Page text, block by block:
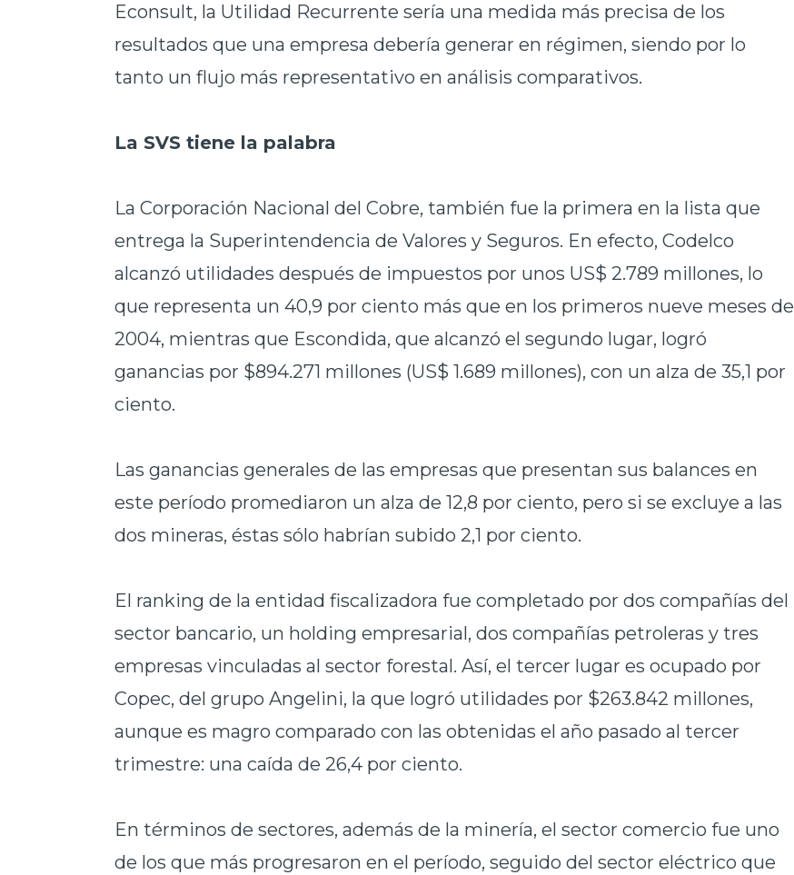
Econsult, la Utilidad Recurrente sería una medida más precisa de los
resultados que una empresa debería generar en régimen, siendo por lo
tanto un flujo más representativo en análisis comparativos.
La SVS tiene la palabra
La Corporación Nacional del Cobre, también fue la primera en la lista que
entrega la Superintendencia de Valores y Seguros. En efecto, Codelco
alcanzó utilidades después de impuestos por unos US$ 2.789 millones, lo
que representa un 40,9 por ciento más que en los primeros nueve meses de
2004, mientras que Escondida, que alcanzó el segundo lugar, logró
ganancias por $894.271 millones (US$ 1.689 millones), con un alza de 35,1 por
ciento.
Las ganancias generales de las empresas que presentan sus balances en
este período promediaron un alza de 12,8 por ciento, pero si se excluye a las
dos mineras, éstas sólo habrían subido 2,1 por ciento.
El ranking de la entidad fiscalizadora fue completado por dos compañías del
sector bancario, un holding empresarial, dos compañías petroleras y tres
empresas vinculadas al sector forestal. Así, el tercer lugar es ocupado por
Copec, del grupo Angelini, la que logró utilidades por $263.842 millones,
aunque es magro comparado con las obtenidas el año pasado al tercer
trimestre: una caída de 26,4 por ciento.
En términos de sectores, además de la minería, el sector comercio fue uno
de los que más progresaron en el período, seguido del sector eléctrico que